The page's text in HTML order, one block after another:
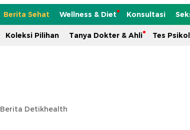
Berita Sehat Wellness & Diet Konsultasi
Koleksi Pilihan Tanya Dokter & Ahli Tes
Berita Detikhealth